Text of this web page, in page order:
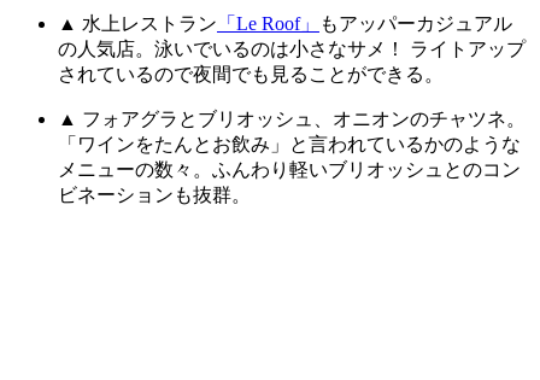
▲ 水上レストラン 「Le Roof」
もアッパーカジュアル
の人気店。泳いでいるのは小さなサメ！ ライトアップ
されているので夜間でも見ることができる。
▲ フォアグラとブリオッシュ、オニオンのチャツネ。
「ワインをたんとお飲み」と言われているかのような
メニューの数々。ふんわり軽いブリオッシュとのコン
ビネーションも抜群。